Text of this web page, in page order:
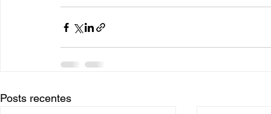
Posts recentes